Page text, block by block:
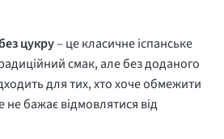
цукру– це класичне іспанське
смак, але без доданого
для тих, хто хоче обмежити
бажає відмовлятися від